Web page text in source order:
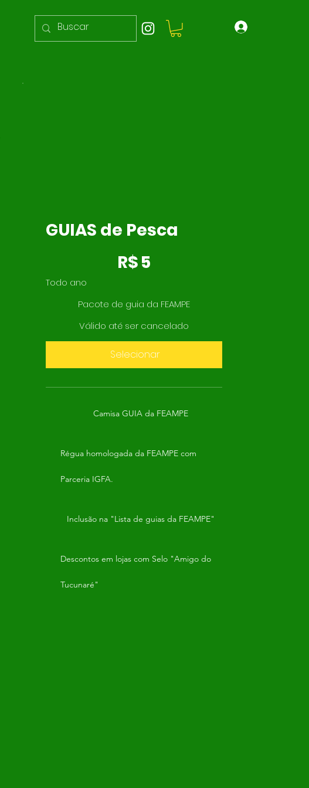
GUIAS de Pesca
R$5
Todo ano
Pacote de guia da FEAMPE
Válido até ser cancelado
Selecionar
Camisa GUIA da FEAMPE
Régua homologada da FEAMPE com
Parceria IGFA.
Inclusão na "Lista de guias da FEAMPE"
Descontos em lojas com Selo "Amigo do
Tucunaré"